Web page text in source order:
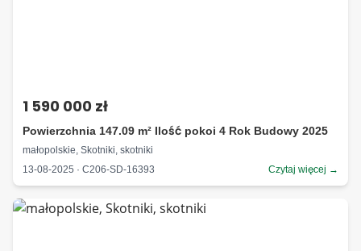
1 590 000 zł
Powierzchnia 147.09 m² Ilość pokoi 4 Rok Budowy 2025
małopolskie, Skotniki, skotniki
13-08-2025 · C206-SD-16393
Czytaj więcej →